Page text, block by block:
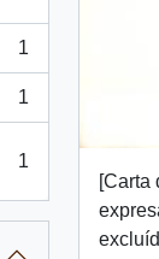
1
1
1
[Carta